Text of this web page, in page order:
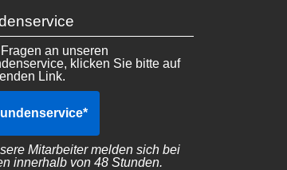
an unseren
klicken Sie bitte auf
Link.
*
Mitarbeiter melden sich bei
innerhalb von 48 Stunden.